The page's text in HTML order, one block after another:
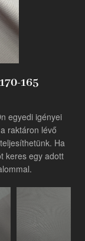
165
egyedi igényei
raktáron lévő
Ha
keres egy adott